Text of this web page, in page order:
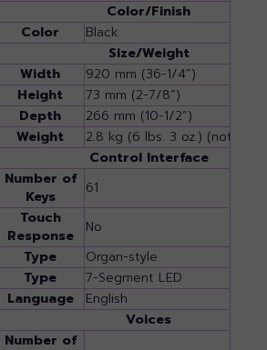
Color/Finish
Color
Black
Size/Weight
Width
920 mm (36-1/4”)
Height
73 mm (2-7/8”)
Depth
266 mm (10-1/2”)
Weight
2.8 kg (6 lbs. 3 oz.) (not
Control Interface
Number of
Keys
61
Touch
Response
No
Type
Organ-style
Type
7-Segment LED
Language
English
Voices
Number of